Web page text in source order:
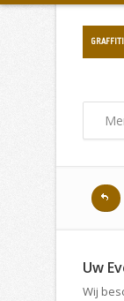
GRAFFITI
Uw
Wij